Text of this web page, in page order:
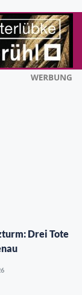
Drei Tote